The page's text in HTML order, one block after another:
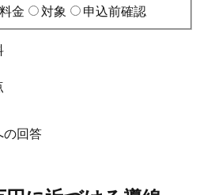
料金 対象 申込前確認
の回答